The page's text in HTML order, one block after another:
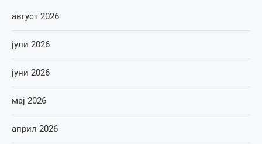
август 2026
јули 2026
јуни 2026
мај 2026
април 2026